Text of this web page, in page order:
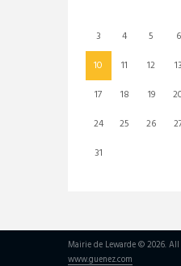
3
4 5 6
10
11 12 13
17
18 19
24
25 26
31
Mairie de Lewarde © 2026.
www.guenez.com